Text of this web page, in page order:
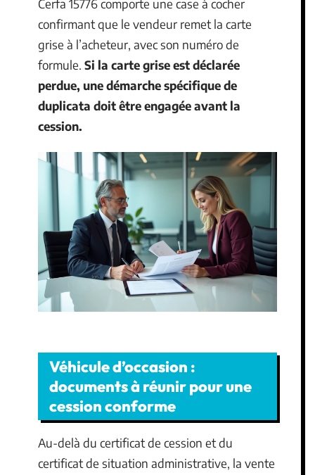
Cerfa 15776 comporte une case à cocher
confirmant que le vendeur remet la carte
grise à l’acheteur, avec son numéro de
formule. Si la carte grise est déclarée
perdue, une démarche spécifique de
duplicata doit être engagée avant la
cession.
Véhicule d’occasion :
documents à réunir pour une
cession conforme
Au-delà du certificat de cession et du
certificat de situation administrative, la vente